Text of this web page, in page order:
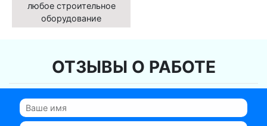
любое строительное
оборудование
ОТЗЫВЫ О РАБОТЕ